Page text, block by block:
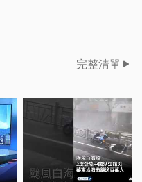
完整清單